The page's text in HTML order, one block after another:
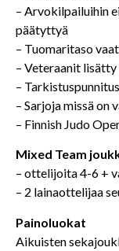
– Arvokilpailuihin
päätyttyä
– Tuomaritaso
– Veteraanit
–
– Sarjoja missä on
– Finnish Judo
Mixed Team
– ottelijoita 4-6 +
– 2 lainaottelijaa
Painoluokat
Aikuisten